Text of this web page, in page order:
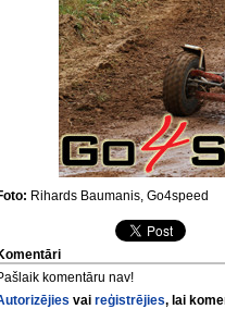
Rihards Baumanis, Go4speed
komentāru nav!
vaireģistrējies, lai